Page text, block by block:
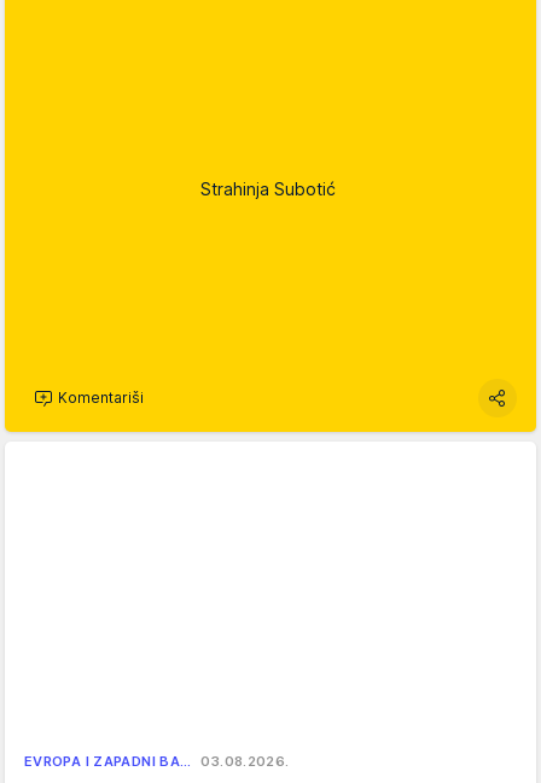
Strahinja Subotić
Komentariši
EVROPA I ZAPADNI BA… 03.08.2026.